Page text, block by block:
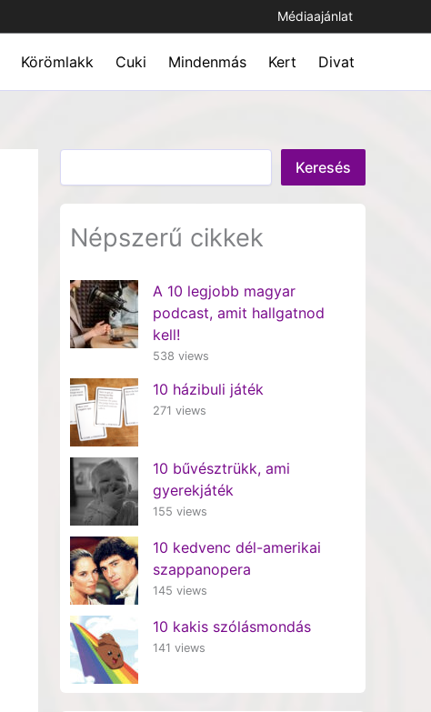
Médiaajánlat
Körömlakk Cuki Mindenmás Kert Divat
Keresés
Népszerű cikkek
A 10 legjobb magyar
podcast, amit hallgatnod
kell!
538 views
10 házibuli játék
271 views
10 bűvésztrükk, ami
gyerekjáték
155 views
10 kedvenc dél-amerikai
szappanopera
145 views
10 kakis szólásmondás
141 views